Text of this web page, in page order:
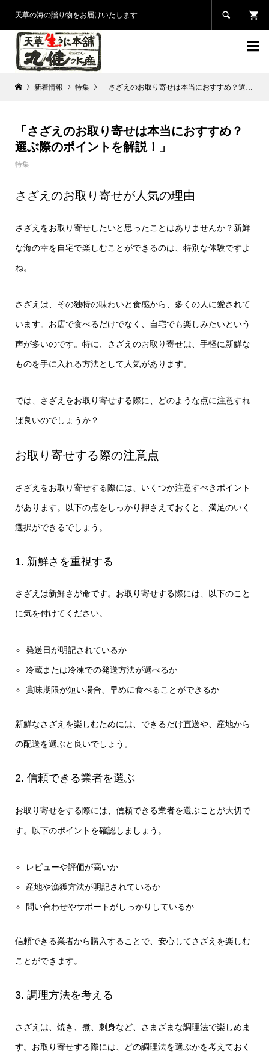
天草の海の贈り物をお届けいたします 

新着情報 特集 「さざえのお取り寄せは本当におすすめ？選ぶ際のポイントを解説！」
「さざえのお取り寄せは本当におすすめ？
選ぶ際のポイントを解説！」
特集
さざえのお取り寄せが人気の理由
さざえをお取り寄せしたいと思ったことはありませんか？新鮮
な海の幸を自宅で楽しむことができるのは、特別な体験ですよ
ね。
さざえは、その独特の味わいと食感から、多くの人に愛されて
います。お店で食べるだけでなく、自宅でも楽しみたいという
声が多いのです。特に、さざえのお取り寄せは、手軽に新鮮な
ものを手に入れる方法として人気があります。
では、さざえをお取り寄せする際に、どのような点に注意すれ
ば良いのでしょうか？
お取り寄せする際の注意点
さざえをお取り寄せする際には、いくつか注意すべきポイント
があります。以下の点をしっかり押さえておくと、満足のいく
選択ができるでしょう。
1. 新鮮さを重視する
さざえは新鮮さが命です。お取り寄せする際には、以下のこと
に気を付けてください。
発送日が明記されているか
冷蔵または冷凍での発送方法が選べるか
賞味期限が短い場合、早めに食べることができるか
新鮮なさざえを楽しむためには、できるだけ直送や、産地から
の配送を選ぶと良いでしょう。
2. 信頼できる業者を選ぶ
お取り寄せをする際には、信頼できる業者を選ぶことが大切で
す。以下のポイントを確認しましょう。
レビューや評価が高いか
産地や漁獲方法が明記されているか
問い合わせやサポートがしっかりしているか
信頼できる業者から購入することで、安心してさざえを楽しむ
ことができます。
3. 調理方法を考える
さざえは、焼き、煮、刺身など、さまざまな調理法で楽しめま
す。お取り寄せする際には、どの調理法を選ぶかを考えておく